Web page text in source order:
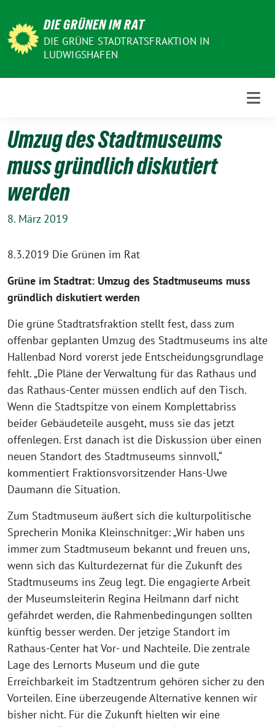
zum
Inhalt
DIE GRÜNEN IM RAT
DIE GRÜNE STADTRATSFRAKTION IN
LUDWIGSHAFEN
Umzug des Stadtmuseums
muss gründlich diskutiert
werden
8. März 2019
8.3.2019 Die Grünen im Rat
Grüne im Stadtrat: Umzug des Stadtmuseums muss
gründlich diskutiert werden
Die grüne Stadtratsfraktion stellt fest, dass zum
offenbar geplanten Umzug des Stadtmuseums ins alte
Hallenbad Nord vorerst jede Entscheidungsgrundlage
fehlt. „Die Pläne der Verwaltung für das Rathaus und
das Rathaus-Center müssen endlich auf den Tisch.
Wenn die Stadtspitze von einem Komplettabriss
beider Gebäudeteile ausgeht, muss sie das jetzt
offenlegen. Erst danach ist die Diskussion über einen
neuen Standort des Stadtmuseums sinnvoll,“
kommentiert Fraktionsvorsitzender Hans-Uwe
Daumann die Situation.
Zum Stadtmuseum äußert sich die kulturpolitische
Sprecherin Monika Kleinschnitger: „Wir haben uns
immer zum Stadtmuseum bekannt und freuen uns,
wenn sich das Kulturdezernat für die Zukunft des
Stadtmuseums ins Zeug legt. Die engagierte Arbeit
der Museumsleiterin Regina Heilmann darf nicht
gefährdet werden, die Rahmenbedingungen sollten
künftig besser werden. Der jetzige Standort im
Rathaus-Center hat Vor- und Nachteile. Die zentrale
Lage des Lernorts Museum und die gute
Erreichbarkeit im Stadtzentrum gehören sicher zu den
Vorteilen. Eine überzeugende Alternative kennen wir
bisher nicht. Für die Zukunft hielten wir eine